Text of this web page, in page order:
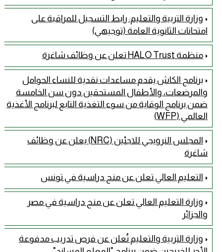
وزارة التربية والتعليم: رابط التسجيل للمراقبة على
امتحانات الثانوية العامة (توجيهي)
منظمة HALO Trust تعلن عن وظائف شاغرة
برنامج الكاش يقدم مساعدات نقدية للنساء الحوامل
والمرضعات، والأطفال المستحقين دون سن الخامسة
ضمن برنامج الوقاية من سوء التغذية التابع لبرنامج الأغذية
العالمي (WFP)
المجلس النرويجي للاجئين (NRC) يعلن عن وظائف
شاغرة
التعليم العالي تعلن عن منح دراسية في تونس
وزارة التعليم العالي تعلن عن منح دراسية في مصر
والجزائر
وزارة التربية والتعليم تُعلن عن فرص تدريب مدفوعة